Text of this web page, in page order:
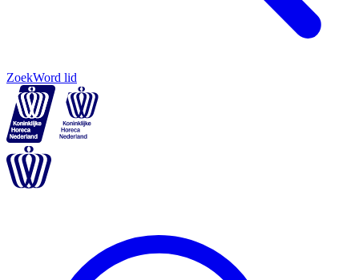
ZoekWord lid